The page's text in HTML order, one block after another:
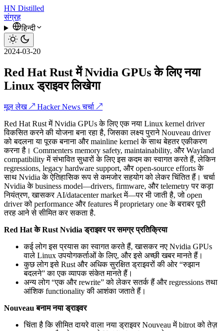
HN Distilled
संग्रह
हिन्दी
2024-03-20
Red Hat Rust में Nvidia GPUs के लिए नया
Linux ड्राइवर लिखेगा
मूल लेख ↗ Hacker News चर्चा ↗
Red Hat Rust में Nvidia GPUs के लिए एक नया Linux kernel driver
विकसित करने की योजना बना रहा है, जिसका लक्ष्य पुराने Nouveau driver
को बदलना या पूरक बनाना और mainline kernel के साथ बेहतर एकीकरण
करना है। Commenters memory safety, maintainability, और Wayland
compatibility में संभावित सुधारों के लिए इस कदम का स्वागत करते हैं, लेकिन
regressions, legacy hardware support, और open-source efforts के
साथ Nvidia के ऐतिहासिक रूप से कमजोर सहयोग को लेकर चिंतित हैं। चर्चा
Nvidia के business model—drivers, firmware, और telemetry पर कड़ा
नियंत्रण, खासकर AI/datacenter market में—पर भी जाती है, जो open
driver को performance और features में proprietary one के बराबर पूरी
तरह आने से सीमित कर सकता है.
Red Hat के Rust Nvidia ड्राइवर पर समग्र प्रतिक्रिया
कई लोग इस प्रयास का स्वागत करते हैं, खासकर नए Nvidia GPUs
वाले Linux उपयोगकर्ताओं के लिए, और इसे अच्छी खबर मानते हैं।
कुछ लोग इसे Rust और अधिक सुरक्षित ड्राइवरों की ओर “रुझान
बदलने” का एक व्यापक संकेत मानते हैं।
अन्य लोग “एक और rewrite” को लेकर सतर्क हैं और regressions तथा
आंशिक functionality की आशंका जताते हैं।
Nouveau बनाम नया ड्राइवर
चिंता है कि सीमित दायरे वाला नया ड्राइवर Nouveau में bitrot को तेज़